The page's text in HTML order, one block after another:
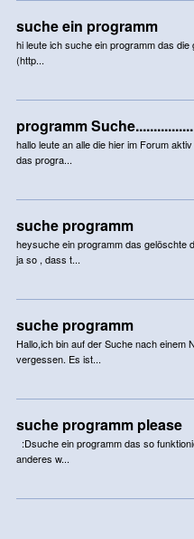
suche ein programm
hi leute ich suche ein programm das
(http...
programm
hallo leute an alle die hier im Forum
das progra...
suche programm
heysuche ein programm das gelöschte
ja so , dass t...
suche programm
Hallo,ich bin auf der Suche nach einem
vergessen. Es ist...
suche programm please
:Dsuche ein programm das so
anderes w...